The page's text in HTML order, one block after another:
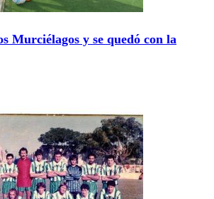
Murciélagos y se quedó con la